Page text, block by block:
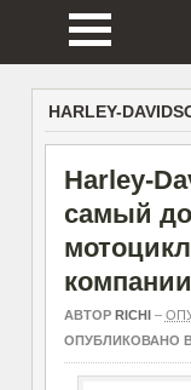
HARLEY-
Harley-
самый
компании
АВТОР RICHI–
ОПУБЛИКОВАНО